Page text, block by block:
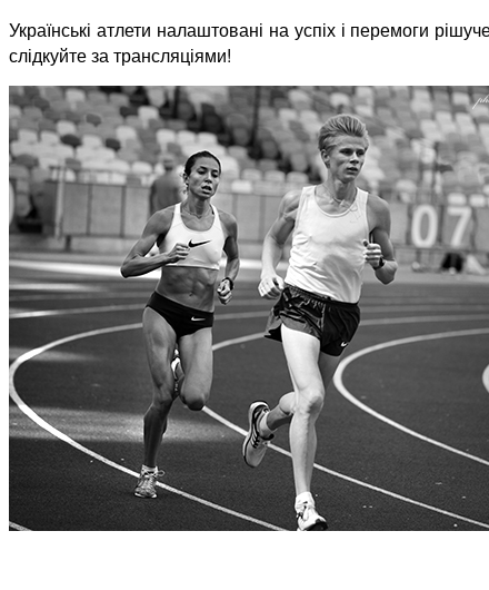
Українські атлети налаштовані на успіх і перемоги
слідкуйте за трансляціями!